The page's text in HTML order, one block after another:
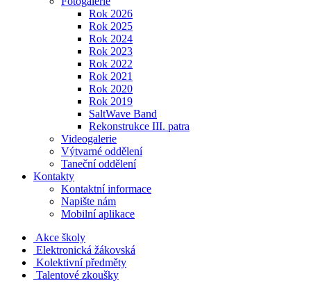
Rok 2026
Rok 2025
Rok 2024
Rok 2023
Rok 2022
Rok 2021
Rok 2020
Rok 2019
SaltWave Band
Rekonstrukce III. patra
Videogalerie
Výtvarné oddělení
Taneční oddělení
Kontakty
Kontaktní informace
Napište nám
Mobilní aplikace
Akce školy
Elektronická žákovská
Kolektivní předměty
Talentové zkoušky